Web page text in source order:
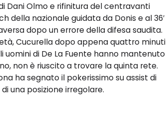
Dani Olmo e rifinitura del centravanti
nazionale guidata da Donis e al 36′
dopo un errore della difesa saudita.
Cucurella dopo appena quattro minuti
di De La Fuente hanno mantenuto
non è riuscito a trovare la quinta rete.
ha segnato il pokerissimo su assist di
una posizione irregolare.